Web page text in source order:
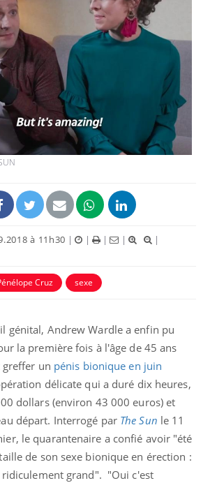
à 11h30 | | | |
|
Cruz sexe
génital, Andrew Wardle a enfin pu
la première fois à l'âge de 45 ans
un pénis bionique en juin
délicate qui a duré dix heures,
dollars (environ 43 000 euros) et
départ. Interrogé par The Sun le 11
le quarantenaire a confié avoir "été
de son sexe bionique en érection :
grand". "Oui c'est